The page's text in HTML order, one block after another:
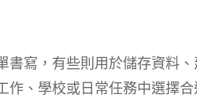
書寫，有些則用於儲存資料
作、學校或日常任務中選擇